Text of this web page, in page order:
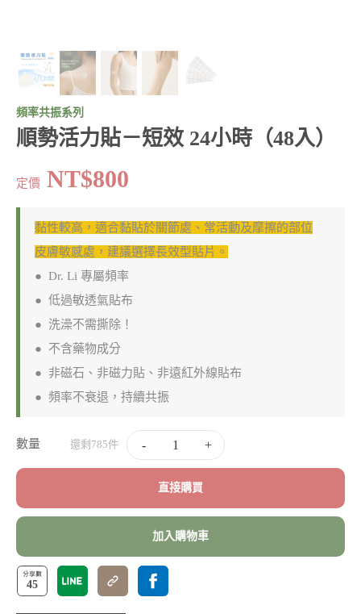
頻率共振系列
順勢活力貼－短效 24小時（48入）
定價 NT$800
黏性較高，適合黏貼於關節處、常活動及摩擦的部位
皮膚敏感處，建議選擇長效型貼片 。
● Dr. Li 專屬頻率
● 低過敏透氣貼布
● 洗澡不需撕除！
● 不含藥物成分
● 非磁石、非磁力貼、非遠紅外線貼布
● 頻率不衰退，持續共振
數量 - +
還剩785件
直接購買
加入購物車
45